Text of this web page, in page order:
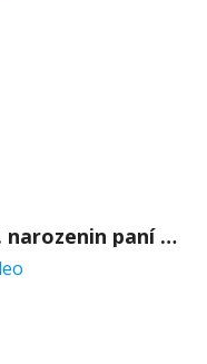
Oslava 101. narozenin paní Věry Skořepové